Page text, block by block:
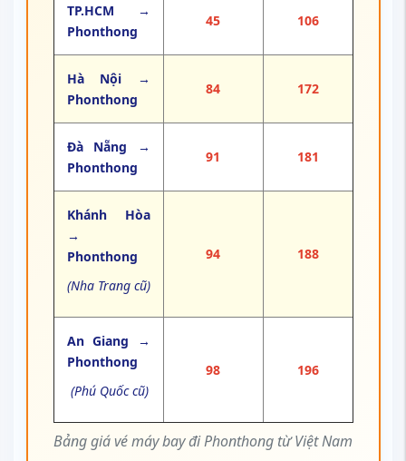
Bảng giá vé máy bay đi Phonthong từ Việt Nam
TP.HCM →
Phonthong
45 106
Hà Nội →
Phonthong
84 172
Đà Nẵng →
Phonthong
91 181
Khánh Hòa
→
Phonthong
(Nha Trang cũ)
94 188
An Giang →
Phonthong
(Phú Quốc cũ)
98 196